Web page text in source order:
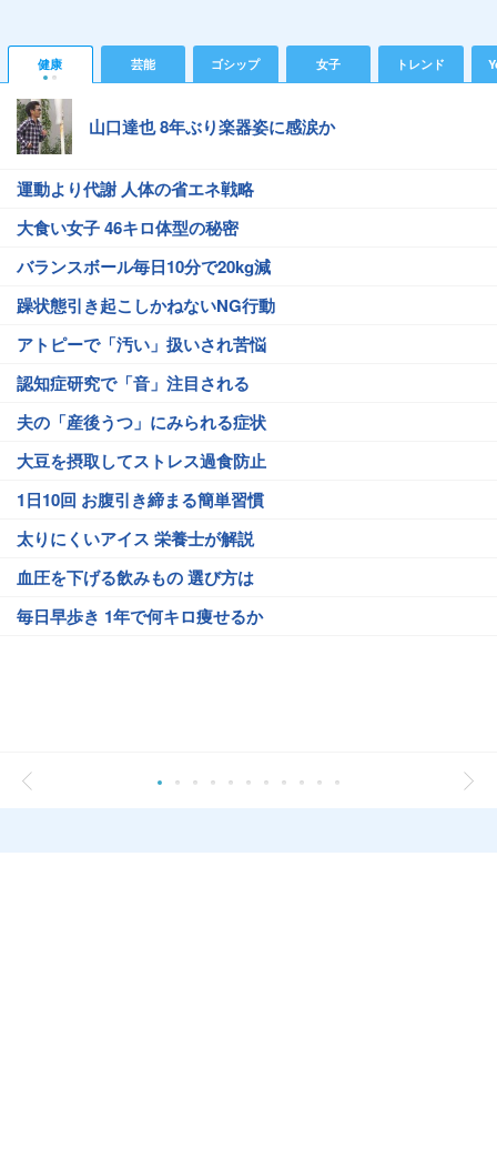
健康 芸能 ゴシップ 女子 トレンド
山口達也 8年ぶり楽器姿に感涙か
運動より代謝 人体の省エネ戦略
大食い女子 46キロ体型の秘密
バランスボール毎日10分で20kg減
躁状態引き起こしかねないNG行動
アトピーで「汚い」扱いされ苦悩
認知症研究で「音」注目される
夫の「産後うつ」にみられる症状
大豆を摂取してストレス過食防止
1日10回 お腹引き締まる簡単習慣
太りにくいアイス 栄養士が解説
血圧を下げる飲みもの 選び方は
毎日早歩き 1年で何キロ痩せるか